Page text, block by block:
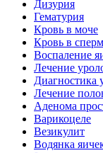
Дизурия
Гематурия
Кровь в моче
Кровь в
Воспаление
Лечение
Диагностика
Лечение
Аденома
Варикоцеле
Везикулит
Водянка